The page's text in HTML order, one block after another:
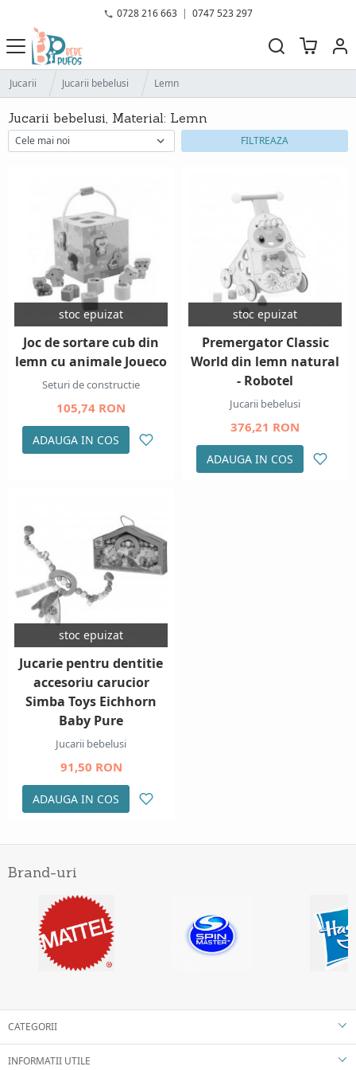
0728 216 663 | 0747 523 297
Jucarii Jucarii bebelusi Lemn
Jucarii bebelusi, Material: Lemn
FILTREAZA
stoc epuizat
Joc de sortare cub din
lemn cu animale Joueco
Seturi de constructie
105,74 RON
ADAUGA IN COS
stoc epuizat
Premergator Classic
World din lemn natural
- Robotel
Jucarii bebelusi
376,21 RON
ADAUGA IN COS
stoc epuizat
Jucarie pentru dentitie
accesoriu carucior
Simba Toys Eichhorn
Baby Pure
Jucarii bebelusi
91,50 RON
ADAUGA IN COS
Brand-uri
CATEGORII
INFORMATII UTILE